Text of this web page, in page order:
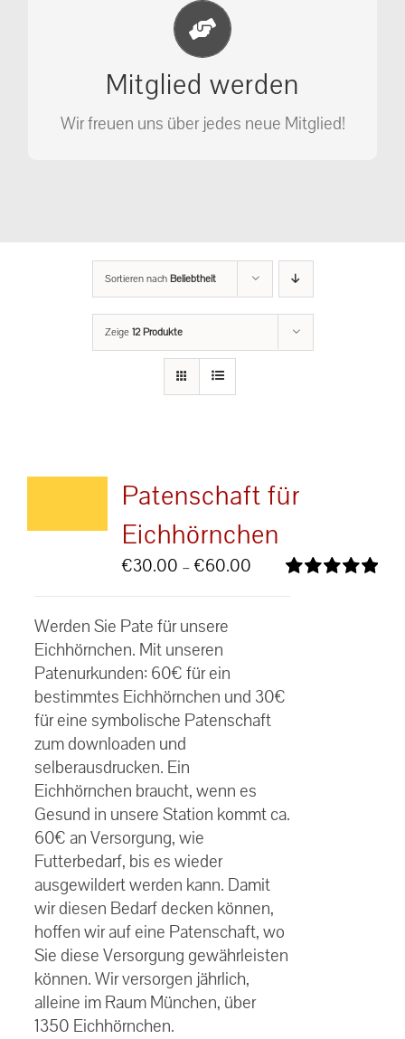
Mitglied werden
Wir freuen uns über jedes neue Mitglied!
Jetzt Mitglied werden
Unterstützen Sie unseren Verein als
Mitglied.
MITGLIED WERDEN
Sortieren nach Beliebtheit
Zeige 12 Produkte
Patenschaft für
Eichhörnchen
€30.00 –€60.00Preisspanne:
Werden Sie Pate für unsere
Eichhörnchen. Mit unseren
Patenurkunden: 60€ für ein
bestimmtes Eichhörnchen und 30€
für eine symbolische Patenschaft
zum downloaden und
selberausdrucken. Ein
Eichhörnchen braucht, wenn es
Gesund in unsere Station kommt ca.
60€ an Versorgung, wie
Futterbedarf, bis es wieder
ausgewildert werden kann. Damit
wir diesen Bedarf decken können,
hoffen wir auf eine Patenschaft, wo
Sie diese Versorgung gewährleisten
können. Wir versorgen jährlich,
alleine im Raum München, über
1350 Eichhörnchen.